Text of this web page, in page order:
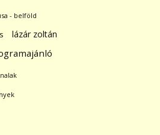
- belföld
lázár zoltán